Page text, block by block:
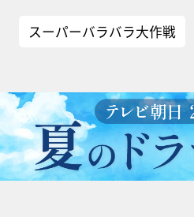
スーパーバラバラ大作戦